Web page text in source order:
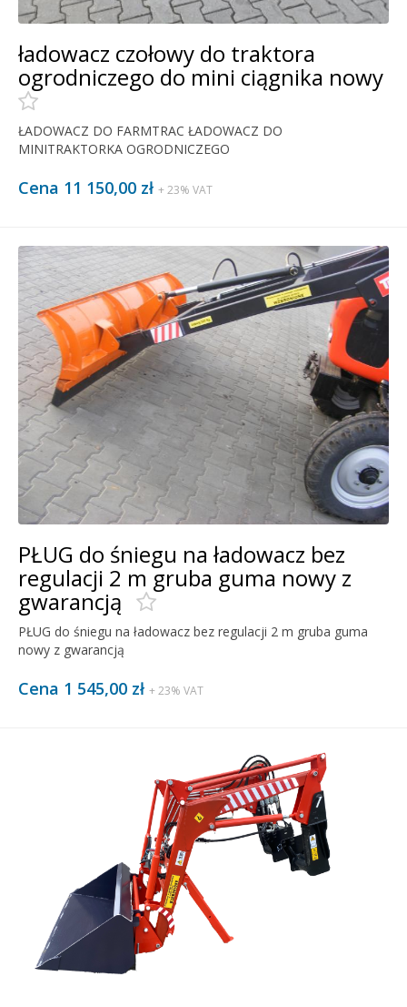
ładowacz czołowy do traktora
ogrodniczego do mini ciągnika nowy
ŁADOWACZ DO FARMTRAC ŁADOWACZ DO
MINITRAKTORKA OGRODNICZEGO
Cena 11 150,00 zł + 23% VAT
PŁUG do śniegu na ładowacz bez
regulacji 2 m gruba guma nowy z
gwarancją
PŁUG do śniegu na ładowacz bez regulacji 2 m gruba guma
nowy z gwarancją
Cena 1 545,00 zł + 23% VAT